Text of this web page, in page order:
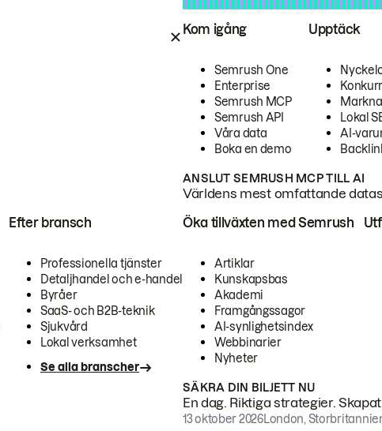
Kom igång
Semrush One
Enterprise
Semrush MCP
Semrush API
Våra data
Boka en demo
Upptäck
Lokal
AI-
ANSLUT SEMRUSH MCP TILL AI
Världens mest omfattande
Efter bransch
Professionella tjänster
Detaljhandel och e-handel
Byråer
SaaS- och B2B-teknik
Sjukvård
Lokal verksamhet
Se alla branscher
Öka tillväxten med Semrush
Artiklar
Kunskapsbas
Akademi
Framgångssagor
AI-synlighetsindex
Webbinarier
Nyheter
SÄKRA DIN BILJETT NU
En dag. Riktiga strategier.
13 oktober 2026London,